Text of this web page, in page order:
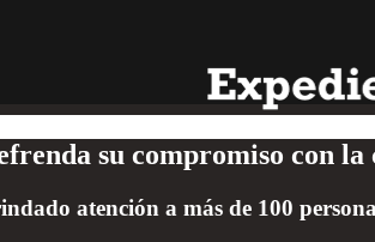
su compromiso con
atención a más de 100